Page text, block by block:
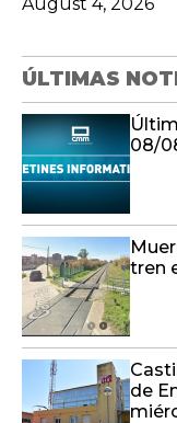
ÚLTIMAS
08/
tren
de